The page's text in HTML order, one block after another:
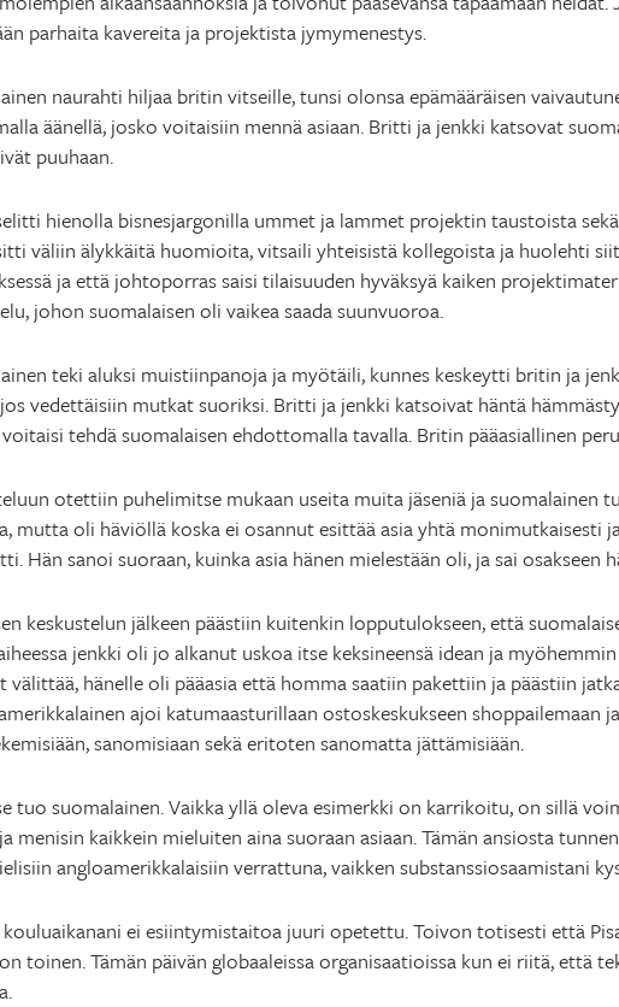
parhaita kavereita ja projektista jymymenestys.
naurahti hiljaa britin vitseille, tunsi olonsa epämääräisen
äänellä, josko voitaisiin mennä asiaan. Britti ja jenkki katsovat
puuhaan.
hienolla bisnesjargonilla ummet ja lammet projektin taustoista
väliin älykkäitä huomioita, vitsaili yhteisistä kollegoista ja huolehti
ja että johtoporras saisi tilaisuuden hyväksyä kaiken
johon suomalaisen oli vaikea saada suunvuoroa.
teki aluksi muistiinpanoja ja myötäili, kunnes keskeytti britin ja
vedettäisiin mutkat suoriksi. Britti ja jenkki katsoivat häntä
voitaisi tehdä suomalaisen ehdottomalla tavalla. Britin pääasiallinen
otettiin puhelimitse mukaan useita muita jäseniä ja suomalainen
mutta oli häviöllä koska ei osannut esittää asia yhtä monimutkaisesti
Hän sanoi suoraan, kuinka asia hänen mielestään oli, ja sai osakseen
keskustelun jälkeen päästiin kuitenkin lopputulokseen, että
jenkki oli jo alkanut uskoa itse keksineensä idean ja
välittää, hänelle oli pääasia että homma saatiin pakettiin ja päästiin
ajoi katumaasturillaan ostoskeskukseen shoppailemaan
sanomisiaan sekä eritoten sanomatta jättämisiään.
tuo suomalainen. Vaikka yllä oleva esimerkki on karrikoitu, on sillä
menisin kaikkein mieluiten aina suoraan asiaan. Tämän ansiosta
angloamerikkalaisiin verrattuna, vaikken substanssiosaamistani
ei esiintymistaitoa juuri opetettu. Toivon totisesti että
toinen. Tämän päivän globaaleissa organisaatioissa kun ei riitä, että